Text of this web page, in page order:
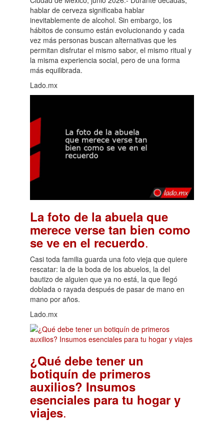
hablar de cerveza significaba hablar
inevitablemente de alcohol. Sin embargo, los
hábitos de consumo están evolucionando y cada
vez más personas buscan alternativas que les
permitan disfrutar el mismo sabor, el mismo ritual y
la misma experiencia social, pero de una forma
más equilibrada.
Lado.mx
La foto de la abuela que
merece verse tan bien como
se ve en el recuerdo.
Casi toda familia guarda una foto vieja que quiere
rescatar: la de la boda de los abuelos, la del
bautizo de alguien que ya no está, la que llegó
doblada o rayada después de pasar de mano en
mano por años.
Lado.mx
¿Qué debe tener un
botiquín de primeros
auxilios? Insumos
esenciales para tu hogar y
viajes.